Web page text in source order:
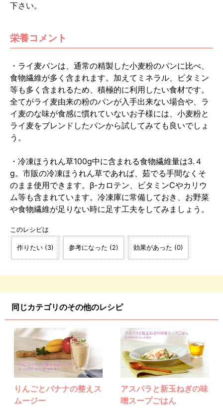
下さい。
栄養コメント
・ライ麦パンは、通常の精製した小麦粉のパンに比べ、
食物繊維が多く含まれます。加えてミネラル、ビタミン
等も多く含まれるため、積極的に利用したい食材です。
全てがライ麦由来の粉のパンが入手出来ない場合や、ラ
イ麦のな味が食感に慣れていないお子様には、小麦粉と
ライ麦をブレンドしたパンから試してみても良いでしょ
う。
・冷凍ほうれん草100g中に含まれる食物繊維量は3.４
g。市販の冷凍ほうれん草であれば、茹でる手間なくそ
のまま使用できます。β-カロテン、ビタミンCやカリウ
ム等も含まれています。冷凍庫に常備しておき、お野菜
や食物繊維が足りない時に足す工夫をしてみましょう。
このレシピは
作りたい (3) 参考になった (2) 効果があった (0)
同じカテゴリのその他のレシピ
りんごとバナナの整えス
ムージー
アスパラと新玉ねぎの味
噌スープごはん